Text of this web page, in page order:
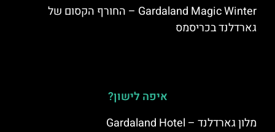
Gardaland Magic Winter – החורף הקסום של
גארדלנד בכריסמס
איפה לישון?
מלון גארדלנד – Gardaland Hotel